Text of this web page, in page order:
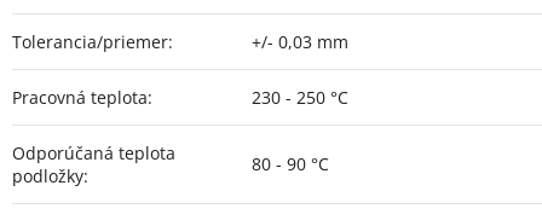
Tolerancia/priemer: +/- 0,03 mm
Pracovná teplota: 230 - 250 °C
Odporúčaná teplota
podložky:
80 - 90 °C